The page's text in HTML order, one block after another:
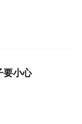
要小心